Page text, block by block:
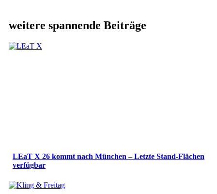
weitere spannende Beiträge
LEaT X 26 kommt nach München – Letzte Stand-Flächen
verfügbar